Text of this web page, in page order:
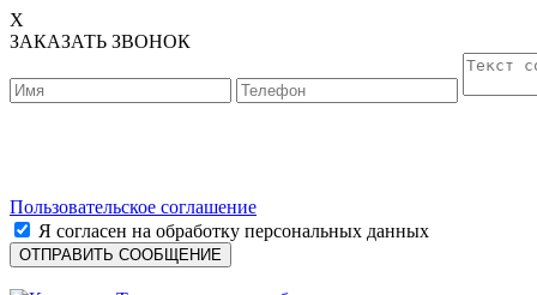
X
ЗАКАЗАТЬ ЗВОНОК
Пользовательское соглашение
Я согласен на обработку персональных данных